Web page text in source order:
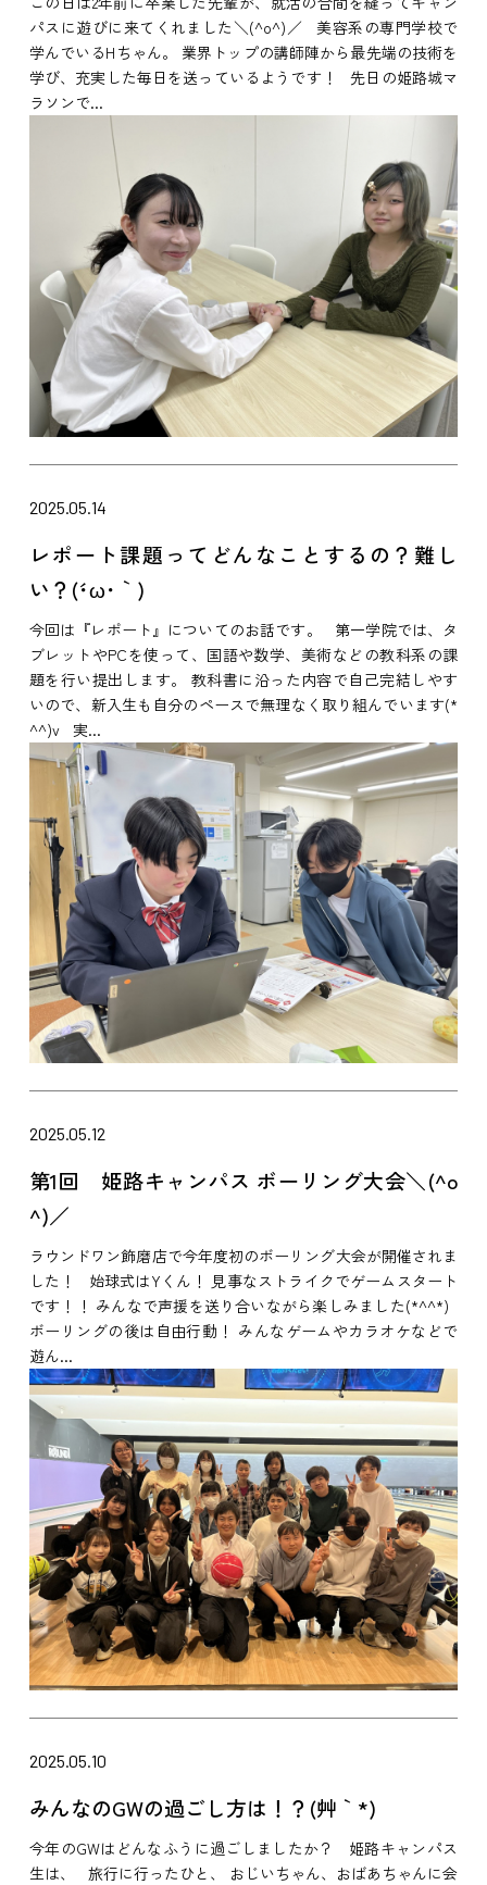
パスに遊びに来てくれました＼(^o^)／ 美容系の専門学校で
学んでいるHちゃん。 業界トップの講師陣から最先端の技術を
学び、充実した毎日を送っているようです！ 先日の姫路城マ
ラソンで...
2025.05.14
レポート課題ってどんなことするの？難し
い？(´･ω･｀)
今回は『レポート』についてのお話です。 第一学院では、タ
ブレットやPCを使って、国語や数学、美術などの教科系の課
題を行い提出します。 教科書に沿った内容で自己完結しやす
いので、新入生も自分のペースで無理なく取り組んでいます(*
^^)v 実...
2025.05.12
第1回 姫路キャンパス ボーリング大会＼(^o
^)／
ラウンドワン飾磨店で今年度初のボーリング大会が開催されま
した！ 始球式はYくん！ 見事なストライクでゲームスタート
です！！ みんなで声援を送り合いながら楽しみました(*^^*)
ボーリングの後は自由行動！ みんなゲームやカラオケなどで
遊ん...
2025.05.10
みんなのGWの過ごし方は！？(´艸｀*)
今年のGWはどんなふうに過ごしましたか？ 姫路キャンパス
生は、 旅行に行ったひと、 おじいちゃん、おばあちゃんに会